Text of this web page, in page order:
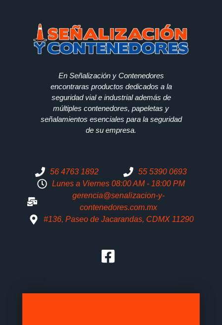
En Señalización y Contenedores
encontraras productos dedicados a la
seguridad vial e industrial además de
múltiples contenedores, papeletas y
señalamientos esenciales para la seguridad
de su empresa.
56 4763 1892
55 5390 0693
Lunes a Viernes 08:00 AM - 18:00 PM
gerencia@senalizacion-y-
contenedores.com.mx
#136, Paseo de Jacarandas, CDMX 11290